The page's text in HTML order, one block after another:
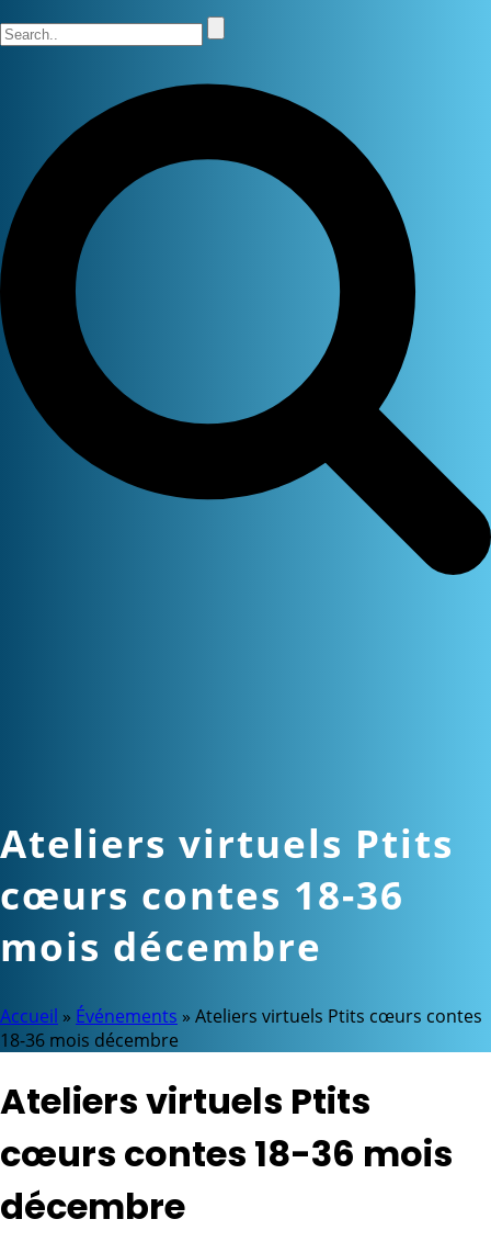
Ateliers virtuels Ptits
cœurs contes 18-36
mois décembre
Accueil » Événements » Ateliers virtuels Ptits cœurs contes
18-36 mois décembre
Ateliers virtuels Ptits
cœurs contes 18-36 mois
décembre